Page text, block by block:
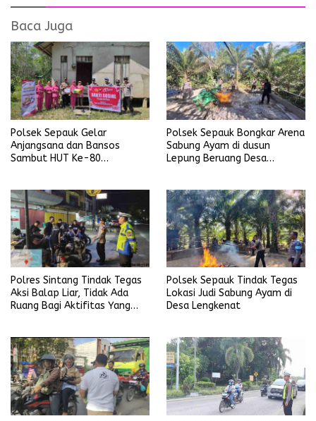
Baca Juga
Polsek Sepauk Gelar
Anjangsana dan Bansos
Sambut HUT Ke-80
Polsek Sepauk Bongkar Arena
Sabung Ayam di dusun
Lepung Beruang Desa
Polres Sintang Tindak Tegas
Aksi Balap Liar, Tidak Ada
Ruang Bagi Aktifitas Yang
Polsek Sepauk Tindak Tegas
Lokasi Judi Sabung Ayam di
Desa Lengkenat